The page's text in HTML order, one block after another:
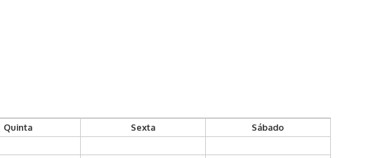
Quinta Sexta
Sábado